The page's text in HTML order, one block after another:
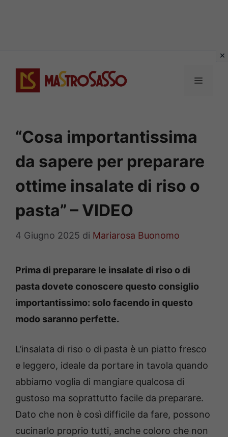
contenuto
MENU
“Cosa importantissima
da sapere per preparare
ottime insalate di riso o
pasta” – VIDEO
4 Giugno 2025 di Mariarosa Buonomo
Prima di preparare le insalate di riso o di
pasta dovete conoscere questo consiglio
importantissimo: solo facendo in questo
modo saranno perfette.
L’insalata di riso o di pasta è un piatto fresco
e leggero, ideale da portare in tavola quando
abbiamo voglia di mangiare qualcosa di
gustoso ma soprattutto facile da preparare.
Dato che non è così difficile da fare, possono
cucinarlo proprio tutti, anche coloro che non